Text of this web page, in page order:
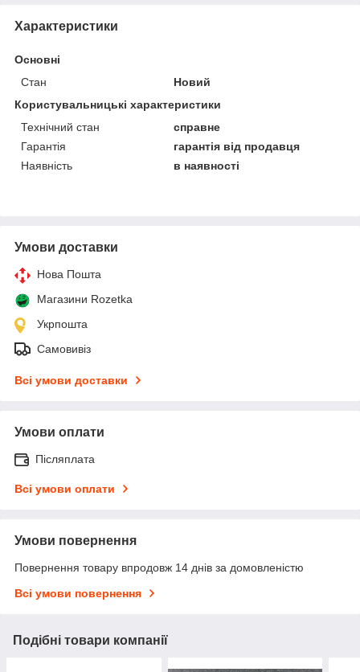
Характеристики
Основні
Стан
Новий
Користувальницькі характеристики
Технічний стан
справне
Гарантія
гарантія від продавця
Наявність
в наявності
Умови доставки
Нова Пошта
Магазини Rozetka
Укрпошта
Самовивіз
Всі умови доставки
Умови оплати
Післяплата
Всі умови оплати
Умови повернення
Повернення товару впродовж 14 днів за домовленістю
Всі умови повернення
Подібні товари компанії